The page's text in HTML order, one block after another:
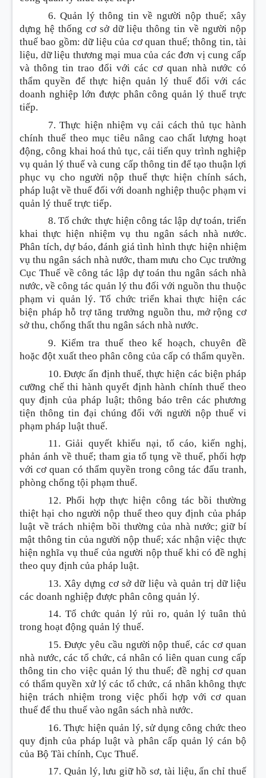
6. Quản lý thông tin về người nộp thuế; xây
dựng hệ thống cơ sở dữ liệu thông tin về người nộp
thuế bao gồm: dữ liệu của cơ quan thuế; thông tin, tài
liệu, dữ liệu thương mại mua của các đơn vị cung cấp
và thông tin trao đổi với các cơ quan nhà nước có
thẩm quyền để thực hiện quản lý thuế đối với các
doanh nghiệp lớn được phân công quản lý thuế trực
tiếp.
7. Thực hiện nhiệm vụ cải cách thủ tục hành
chính thuế theo mục tiêu nâng cao chất lượng hoạt
động, công khai hoá thủ tục, cải tiến quy trình nghiệp
vụ quản lý thuế và cung cấp thông tin để tạo thuận lợi
phục vụ cho người nộp thuế thực hiện chính sách,
pháp luật về thuế đối với doanh nghiệp thuộc phạm vi
quản lý thuế trực tiếp.
8. Tổ chức thực hiện công tác lập dự toán, triển
khai thực hiện nhiệm vụ thu ngân sách nhà nước.
Phân tích, dự báo, đánh giá tình hình thực hiện nhiệm
vụ thu ngân sách nhà nước, tham mưu cho Cục trưởng
Cục Thuế về công tác lập dự toán thu ngân sách nhà
nước, về công tác quản lý thu đối với nguồn thu thuộc
phạm vi quản lý. Tổ chức triển khai thực hiện các
biện pháp hỗ trợ tăng trưởng nguồn thu, mở rộng cơ
sở thu, chống thất thu ngân sách nhà nước.
9. Kiểm tra thuế theo kế hoạch, chuyên đề
hoặc đột xuất theo phân công của cấp có thẩm quyền.
10. Được ấn định thuế, thực hiện các biện pháp
cưỡng chế thi hành quyết định hành chính thuế theo
quy định của pháp luật; thông báo trên các phương
tiện thông tin đại chúng đối với người nộp thuế vi
phạm pháp luật thuế.
11. Giải quyết khiếu nại, tố cáo, kiến nghị,
phản ánh về thuế; tham gia tố tụng về thuế, phối hợp
với cơ quan có thẩm quyền trong công tác đấu tranh,
phòng chống tội phạm thuế.
12. Phối hợp thực hiện công tác bồi thường
thiệt hại cho người nộp thuế theo quy định của pháp
luật về trách nhiệm bồi thường của nhà nước; giữ bí
mật thông tin của người nộp thuế; xác nhận việc thực
hiện nghĩa vụ thuế của người nộp thuế khi có đề nghị
theo quy định của pháp luật.
13. Xây dựng cơ sở dữ liệu và quản trị dữ liệu
các doanh nghiệp được phân công quản lý.
14. Tổ chức quản lý rủi ro, quản lý tuân thủ
trong hoạt động quản lý thuế.
15. Được yêu cầu người nộp thuế, các cơ quan
nhà nước, các tổ chức, cá nhân có liên quan cung cấp
thông tin cho việc quản lý thu thuế; đề nghị cơ quan
có thẩm quyền xử lý các tổ chức, cá nhân không thực
hiện trách nhiệm trong việc phối hợp với cơ quan
thuế để thu thuế vào ngân sách nhà nước.
16. Thực hiện quản lý, sử dụng công chức theo
quy định của pháp luật và phân cấp quản lý cán bộ
của Bộ Tài chính, Cục Thuế.
17. Quản lý, lưu giữ hồ sơ, tài liệu, ấn chỉ thuế